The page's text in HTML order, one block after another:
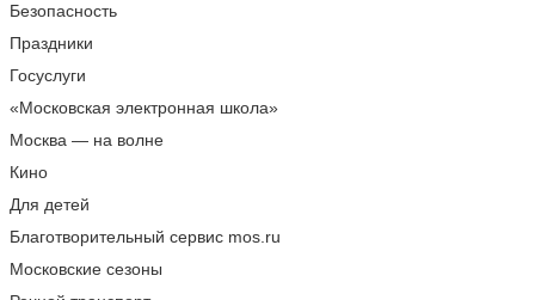
Безопасность
Праздники
Госуслуги
«Московская электронная школа»
Москва — на волне
Кино
Для детей
Благотворительный сервис mos.ru
Московские сезоны